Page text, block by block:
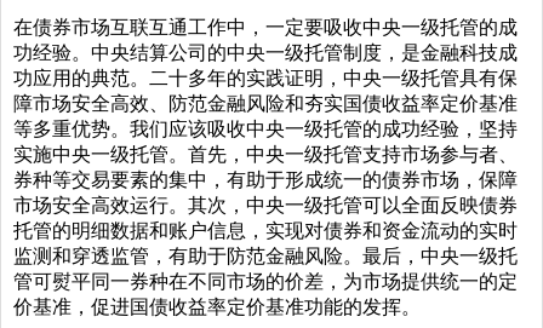
在债券市场互联互通工作中，一定要吸收中央一级托管的成
功经验。中央结算公司的中央一级托管制度，是金融科技成
功应用的典范。二十多年的实践证明，中央一级托管具有保
障市场安全高效、防范金融风险和夯实国债收益率定价基准
等多重优势。我们应该吸收中央一级托管的成功经验，坚持
实施中央一级托管。首先，中央一级托管支持市场参与者、
券种等交易要素的集中，有助于形成统一的债券市场，保障
市场安全高效运行。其次，中央一级托管可以全面反映债券
托管的明细数据和账户信息，实现对债券和资金流动的实时
监测和穿透监管，有助于防范金融风险。最后，中央一级托
管可熨平同一券种在不同市场的价差，为市场提供统一的定
价基准，促进国债收益率定价基准功能的发挥。